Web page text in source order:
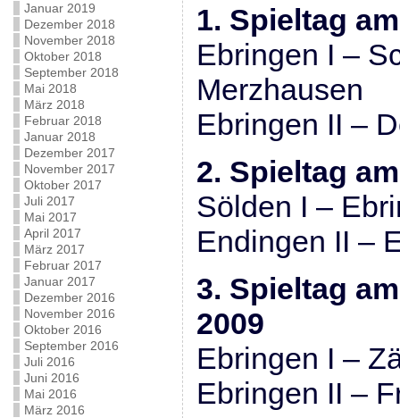
Januar 2019
Dezember 2018
November 2018
Oktober 2018
September 2018
Mai 2018
März 2018
Februar 2018
Januar 2018
Dezember 2017
November 2017
Oktober 2017
Juli 2017
Mai 2017
April 2017
März 2017
Februar 2017
Januar 2017
Dezember 2016
November 2016
Oktober 2016
September 2016
Juli 2016
Juni 2016
Mai 2016
März 2016
1. Spieltag
Ebringen I –
Merzhausen
Ebringen II –
2. Spieltag
Sölden I –
Endingen II –
3. Spieltag
2009
Ebringen I –
Ebringen II –